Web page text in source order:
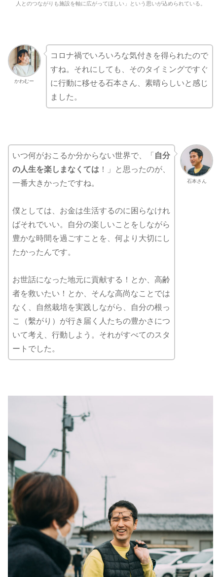
人とのつながりも施設を軸に広がってほしい」という思いが込められている。
かわむー
コロナ禍でいろいろな気付きを得られたので
すね。それにしても、そのタイミングですぐ
に行動に移せる石本さん、素晴らしいと感じ
ました。
石本さん
いつ何がおこるか分からない世界で、「 自分
の人生を楽しまなくては ！」と思ったのが、
一番大きかったですね。
僕としては、お金は生活するのに困らなけれ
ばそれでいい。自分の楽しいことをしながら
豊かな時間を過ごすことを、何より大切にし
たかったんです。
お世話になった地元に貢献する！とか、高齢
者を救いたい！とか、そんな高尚なことでは
なく、自然栽培を実践しながら、自分の根っ
こ（繫がり）が行き届く人たちの豊かさにつ
いて考え、行動しよう。それがすべてのスタ
ートでした。